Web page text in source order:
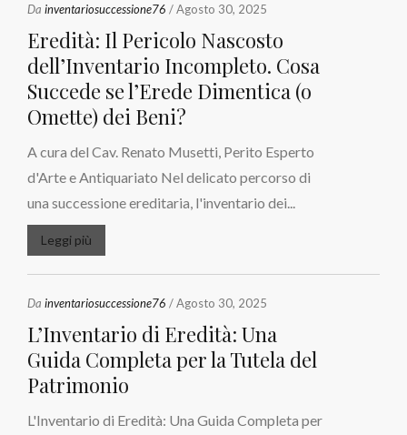
Da inventariosuccessione76 / Agosto 30, 2025
Eredità: Il Pericolo Nascosto
dell’Inventario Incompleto. Cosa
Succede se l’Erede Dimentica (o
Omette) dei Beni?
A cura del Cav. Renato Musetti, Perito Esperto
d'Arte e Antiquariato Nel delicato percorso di
una successione ereditaria, l'inventario dei...
Leggi più
Da inventariosuccessione76 / Agosto 30, 2025
L’Inventario di Eredità: Una
Guida Completa per la Tutela del
Patrimonio
L'Inventario di Eredità: Una Guida Completa per